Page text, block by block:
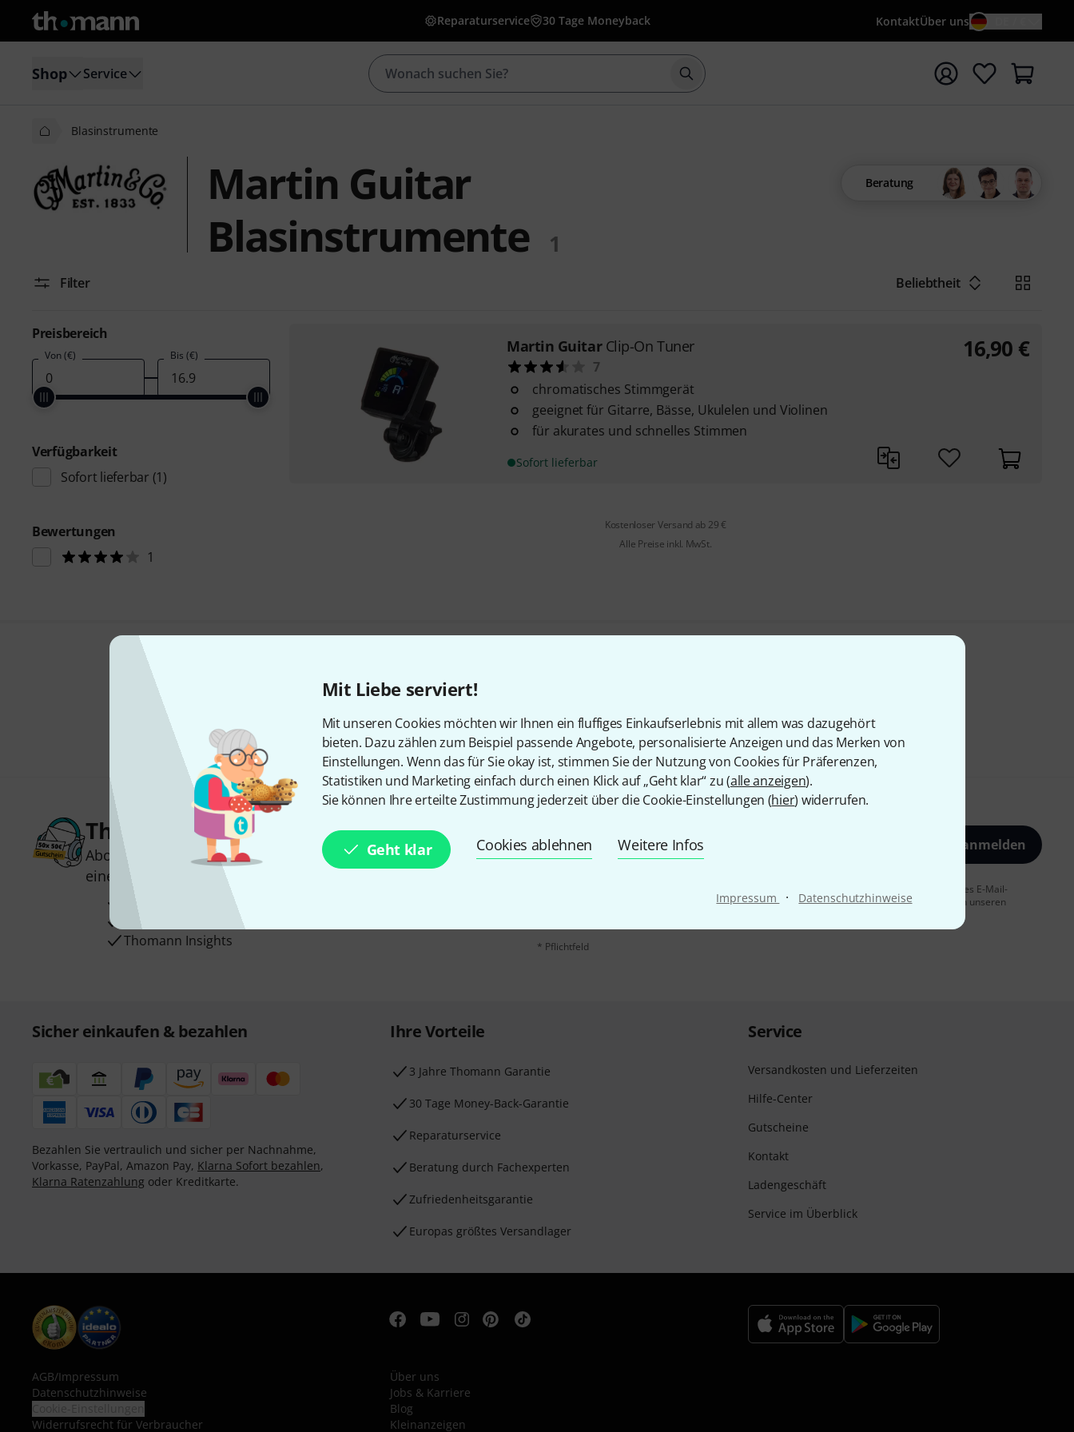
Mit Liebe serviert!
Mit unseren Cookies möchten wir Ihnen ein fluffiges Einkaufserlebnis mit allem was dazugehört
bieten. Dazu zählen zum Beispiel passende Angebote, personalisierte Anzeigen und das Merken von
Einstellungen. Wenn das für Sie okay ist, stimmen Sie der Nutzung von Cookies für Präferenzen,
Statistiken und Marketing einfach durch einen Klick auf „Geht klar“ zu (alle anzeigen).
Sie können Ihre erteilte Zustimmung jederzeit über die Cookie-Einstellungen (hier) widerrufen.
Geht klar Cookies ablehnen Weitere Infos
Impressum · Datenschutzhinweise
Reparaturservice 30 Tage Moneyback KontaktÜber uns
Shop Service Suche mit Suchwort {searchTerm} starten
Blasinstrumente
Martin Guitar
Blasinstrumente
1
Beratung
Filter Beliebtheit
Preisbereich
Von (€) Bis (€)
Verfügbarkeit
Sofort lieferbar (1)
Bewertungen
1
Martin Guitar Clip-On Tuner
7
chromatisches Stimmgerät
geeignet für Gitarre, Bässe, Ukulelen und Violinen
für akurates und schnelles Stimmen
Sofort lieferbar
16,90 €
Kostenloser Versand ab 29 €
Alle Preise inkl. MwSt.
Teilen
Thomann Newsletter
Abonniere den Thomann Newsletter und gewinne mit etwas Glück
einen von
50 Gutscheinen
Inspirierende Beiträge
Thomann Insights
E-Mail-Adresse* Jetzt anmelden
Mit Klick auf „Jetzt anmelden“ stimmen Sie dem Erhalt von E-Mail-Werbung und einer Messung des E-Mail-
Nutzungsverhaltens zu. Die Abmeldung ist jederzeit möglich. Weitere Informationen finden Sie in unseren
* Pflichtfeld
Sicher einkaufen & bezahlen
Bezahlen Sie vertraulich und sicher per Nachnahme,
Vorkasse, PayPal, Amazon Pay, Klarna Sofort bezahlen,
Klarna Ratenzahlung oder Kreditkarte.
Ihre Vorteile
3 Jahre Thomann Garantie
30 Tage Money-Back-Garantie
Reparaturservice
Beratung durch Fachexperten
Zufriedenheitsgarantie
Europas größtes Versandlager
Service
Versandkosten und Lieferzeiten
Hilfe-Center
Gutscheine
Kontakt
Ladengeschäft
Service im Überblick
AGB/Impressum
Datenschutzhinweise
Widerrufsrecht für Verbraucher
Über uns
Jobs & Karriere
Blog
Kleinanzeigen